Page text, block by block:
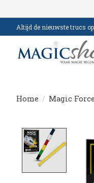
Altijd de nieuwste trucs
Home / Magic